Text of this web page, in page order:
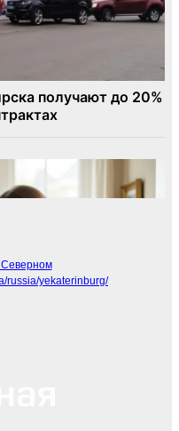
Северном
russia/yekaterinburg/